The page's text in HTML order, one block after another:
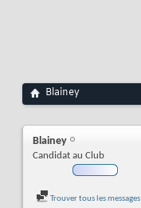
Blainey
Blainey
Candidat au Club
Trouver tous les messages